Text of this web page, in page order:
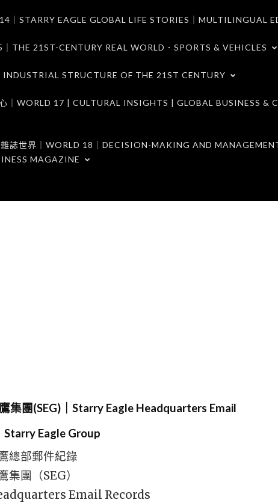
｜STARRY EAGLE GLOBAL LIFE STORIES｜MULTILINGUAL
THE 21ST-CENTURY REAL WORLD．SPORTS & VEHICLES
STRUCTURE OF THE 21ST CENTURY
｜WORLD 17 | CULTURAL INSIGHTS | GLOBAL BUSINESS &
誌世界｜WORLD 18｜DECISION-MAKING AND
MAGAZINE
集團(SEG)｜Starry Eagle Headquarters Email
Starry Eagle Group
鷹總部郵件紀錄
集團（SEG）
Email Records